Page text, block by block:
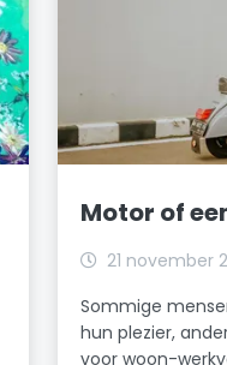
Motor of
21 november
Sommige
hun plezier,
voor woon-